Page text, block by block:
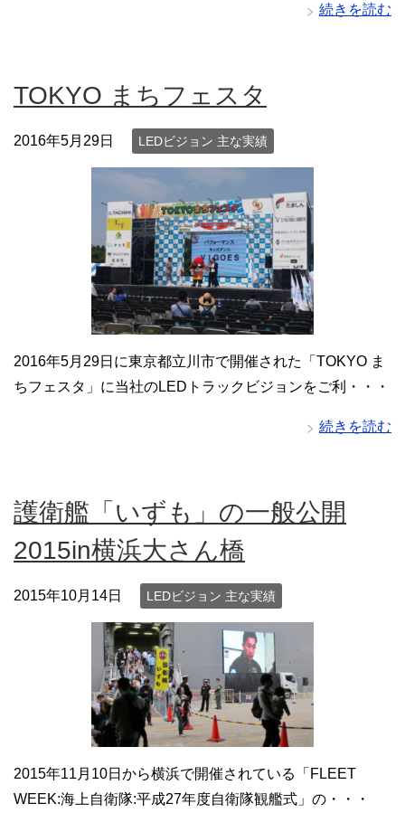
続きを読む
TOKYO まちフェスタ
2016年5月29日 LEDビジョン 主な実績
2016年5月29日に東京都立川市で開催された「TOKYO ま
ちフェスタ」に当社のLEDトラックビジョンをご利・・・
続きを読む
護衛艦「いずも」の一般公開
2015in横浜大さん橋
2015年10月14日 LEDビジョン 主な実績
2015年11月10日から横浜で開催されている「FLEET
WEEK:海上自衛隊:平成27年度自衛隊観艦式」の・・・